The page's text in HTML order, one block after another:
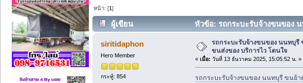
หน้า: [1]
ผู้เขียน หัวข้อ: รถกระบะรับจ้างขนของ
siritidaphon
Hero Member
กระทู้: 854
รถกระบะรับจ้างขนของ นนทบุรี
ขนส่งของ บริการไว โดนใจ
« เมื่อ: วันที่ 13 ธันวาคม 2025, 15:05:52 น. »
รถกระบะรับจ้างขนของ นนทบุรี ขนย้า